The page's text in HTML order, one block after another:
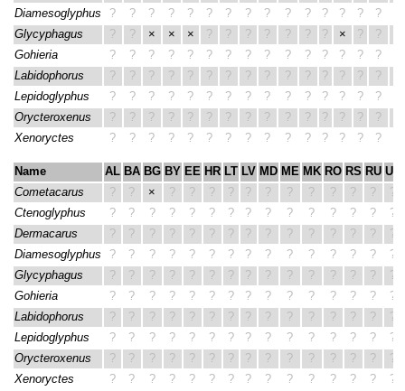
Diamesoglyphus
? ? ? ? ? ? ? ? ? ? ? ? ? ? ?
Glycyphagus
? ? × × × ? ? ? ? ? ? ? × ? ?
Gohieria
? ? ? ? ? ? ? ? ? ? ? ? ? ? ?
Labidophorus
? ? ? ? ? ? ? ? ? ? ? ? ? ? ?
Lepidoglyphus
? ? ? ? ? ? ? ? ? ? ? ? ? ? ?
Orycteroxenus
? ? ? ? ? ? ? ? ? ? ? ? ? ? ?
Xenoryctes
? ? ? ? ? ? ? ? ? ? ? ? ? ? ?
Name AL BA BG BY EE HR LT LV MD ME MK RO RS RU UA
Cometacarus
? ? × ? ? ? ? ? ? ? ? ? ? ?
?
Ctenoglyphus
? ? ? ? ? ? ? ? ? ? ? ? ? ?
?
Dermacarus
? ? ? ? ? ? ? ? ? ? ? ? ? ?
?
Diamesoglyphus
? ? ? ? ? ? ? ? ? ? ? ? ? ?
?
Glycyphagus
? ? ? ? ? ? ? ? ? ? ? ? ? ?
?
Gohieria
? ? ? ? ? ? ? ? ? ? ? ? ? ?
?
Labidophorus
? ? ? ? ? ? ? ? ? ? ? ? ? ?
?
Lepidoglyphus
? ? ? ? ? ? ? ? ? ? ? ? ? ?
?
Orycteroxenus
? ? ? ? ? ? ? ? ? ? ? ? ? ?
?
Xenoryctes
? ? ? ? ? ? ? ? ? ? ? ? ? ? ?